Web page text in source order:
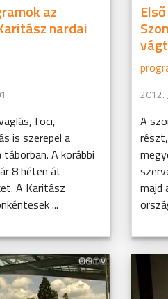
az
nardai
foci,
is szerepel a
A korábbi
8 héten át
A Karitász
...
2012.
A
majd